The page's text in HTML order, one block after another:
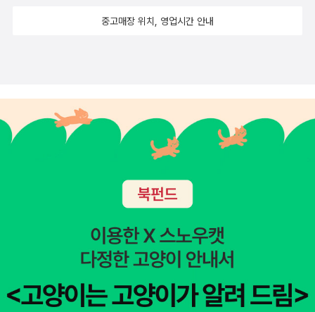
국에 와서 지내는 동안에도 서울에서 병원을 개업해 자신을 위한 큰
코 다른 사람에게 일방적으로 신앙을 강요하지 않았다. 한국에서의
사역을 마치고 미국으로 떠난 뒤 일부 사람들은 그를 두고 실패한 선
교사라 부르며 그를 선교의 모델로 삼아서는 안 된다고 말하기도 했
전도하느냐가 선교의 척도였기 때문이다. 하지만 그의 정신을 이어받
은 많은 치과의사들은 현재 국내에서 가장 활발히 치과의료선교 사역
을 감당하고 있으며 해외로 뻗어나가 인술과 복음을 나누는 데 앞장
서고 있다. 이는 말로는 제자를 삼는다고 하면서 실상은 영적 지배와
다름없고 양적 증대만을 중요시하며 결국 단발적인 선교에서 그치고
마는 일부 한국 교회의 선교 모습과 비교했을 때 시사하는 바가 크다.
현지인들과 더불어 살면서 오직 말이 아닌 솔선수범으로 예수 그리스
중고매장 위치, 영업시간 안내